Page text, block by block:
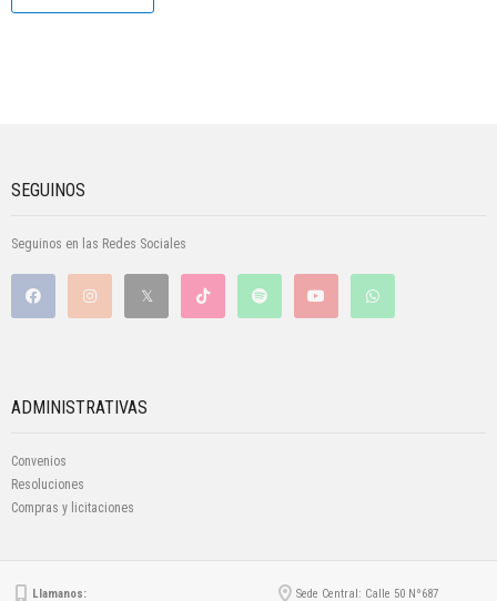
SEGUINOS
Seguinos en las Redes Sociales
ADMINISTRATIVAS
Convenios
Resoluciones
Compras y licitaciones
Llamanos: Sede Central: Calle 50 Nº687